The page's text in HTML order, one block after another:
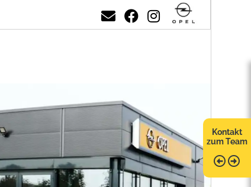
Kontakt
zum Team